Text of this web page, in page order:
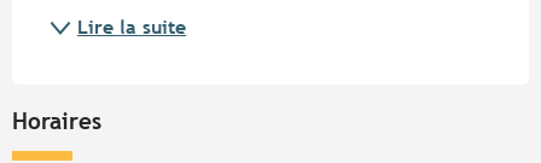
Lire la suite
Horaires